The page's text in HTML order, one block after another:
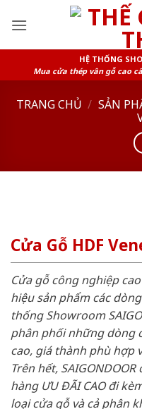
HỆ THỐNG
Mua cửa thép vân gỗ cao
TRANG CHỦ / SẢN
Cửa Gỗ HDF
Cửa gỗ công nghiệp
hiệu sản phẩm các
thống Showroom
phân phối những dòng
cao, giá thành phù hợp
Trên hết,
hàng ƯU ĐÃI CAO đi
loại cửa gỗ và cả phân